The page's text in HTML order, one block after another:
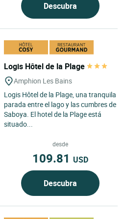
Descubra
Logis Hôtel de la Plage
Amphion Les Bains
Logis Hôtel de la Plage, una tranquila
parada entre el lago y las cumbres de
Saboya. El hotel de la Plage está
situado...
desde
109.81 USD
Descubra